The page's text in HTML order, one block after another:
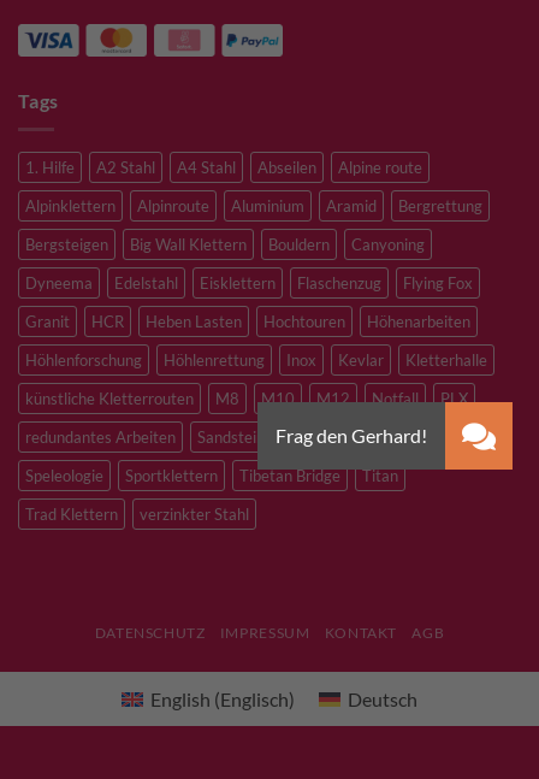
Tags
1. Hilfe A2 Stahl A4 Stahl Abseilen
Alpine route
Alpinklettern
Alpinroute Aluminium Aramid
Bergrettung
Bergsteigen
Big Wall Klettern Bouldern
Canyoning
Dyneema
Edelstahl Eisklettern Flaschenzug
Flying Fox
Granit
HCR Heben Lasten Hochtouren
Höhenarbeiten
Höhlenforschung
Höhlenrettung Inox Kevlar
Kletterhalle
künstliche Kletterrouten
M8 M10 M12 Notfall
PLX
redundantes Arbeiten
Sandstein Skitouren
Slacklining
Speleologie
Sportklettern Tibetan Bridge
Titan
Trad Klettern
verzinkter Stahl
DATENSCHUTZ IMPRESSUM KONTAKT AGB
English (Englisch) Deutsch